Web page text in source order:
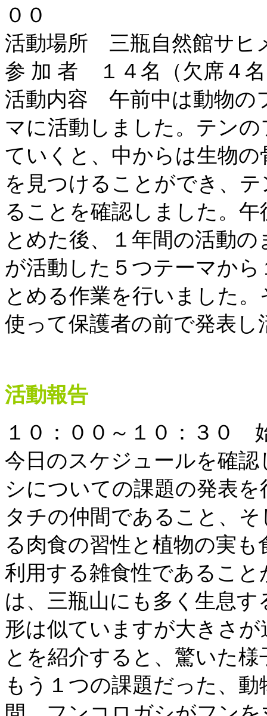
００
活動場所 三瓶自然館サヒ
参 加 者 １４名（欠席４
活動内容 午前中は動物の
マに活動しました。テン
ていくと、中からは生物
を見つけることができ、
ることを確認しました。
とめた後、１年間の活動
が活動した５つテーマか
とめる作業を行いました
使って保護者の前で発表
活動報告
１０：００～１０：３０
今日のスケジュールを確
シについての課題の発表
タチの仲間であること、
る肉食の習性と植物の実
利用する雑食性であるこ
は、三瓶山にも多く生息
形は似ていますが大きさ
とを紹介すると、驚いた
もう１つの課題だった、